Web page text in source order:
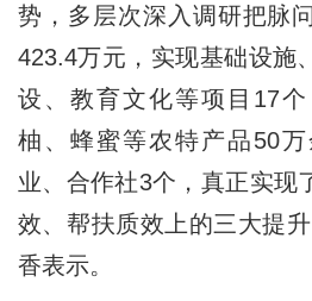
势，多层次深入调研把脉
423.4万元，实现基础设施
设、教育文化等项目17
柚、蜂蜜等农特产品50
业、合作社3个，真正实现
效、帮扶质效上的三大提
香表示。